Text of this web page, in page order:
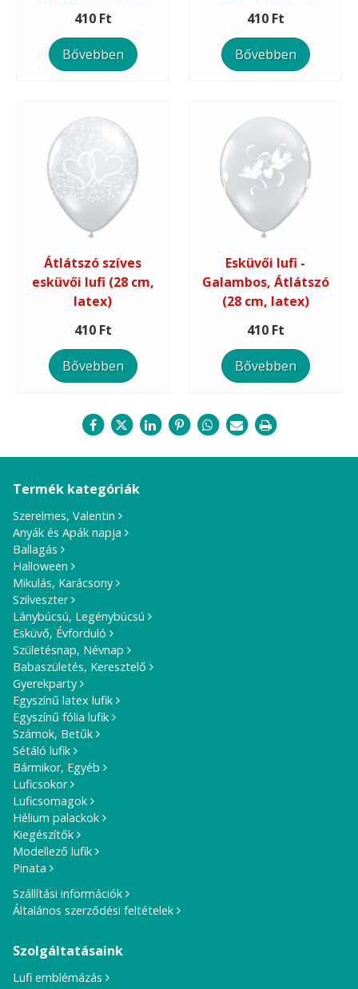
410 Ft
Bővebben
410 Ft
Bővebben
Átlátszó szíves
esküvői lufi (28 cm,
latex)
410 Ft
Bővebben
Esküvői lufi -
Galambos, Átlátszó
(28 cm, latex)
410 Ft
Bővebben
Termék kategóriák
Szerelmes, Valentin
Anyák és Apák napja
Ballagás
Halloween
Mikulás, Karácsony
Szilveszter
Lánybúcsú, Legénybúcsú
Esküvő, Évforduló
Születésnap, Névnap
Babaszületés, Keresztelő
Gyerekparty
Egyszínű latex lufik
Egyszínű fólia lufik
Számok, Betűk
Sétáló lufik
Bármikor, Egyéb
Luficsokor
Luficsomagok
Hélium palackok
Kiegészítők
Modellező lufik
Pinata
Szállítási információk
Általános szerződési feltételek
Szolgáltatásaink
Lufi emblémázás